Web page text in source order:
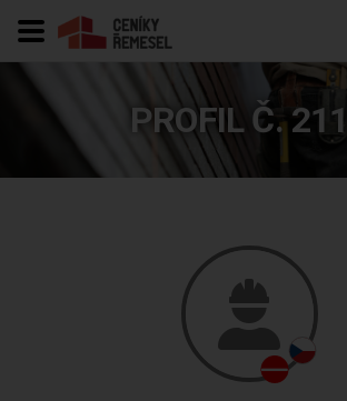
PROFIL Č.